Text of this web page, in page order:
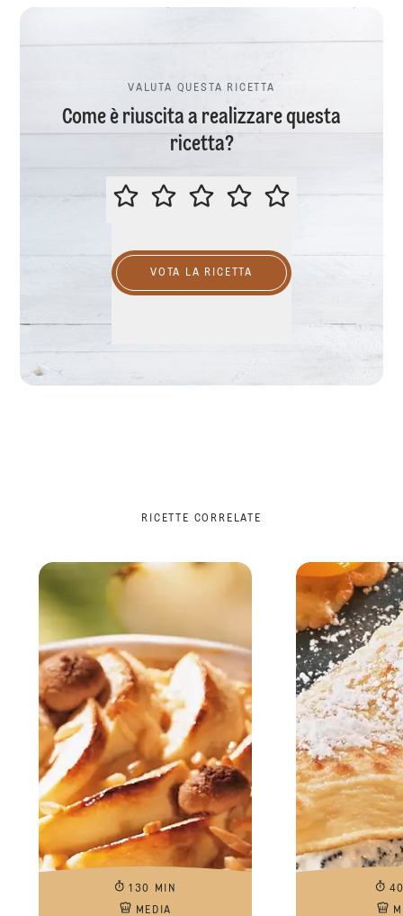
VALUTA QUESTA RICETTA
Come è riuscita a realizzare questa
ricetta?
VALUTA QUESTA RICETTA
VOTA LA RICETTA
RICETTE CORRELATE
130 MIN
MEDIA